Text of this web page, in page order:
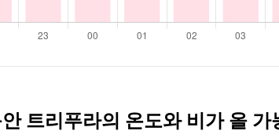
트리푸라의 온도와 비가 올 가